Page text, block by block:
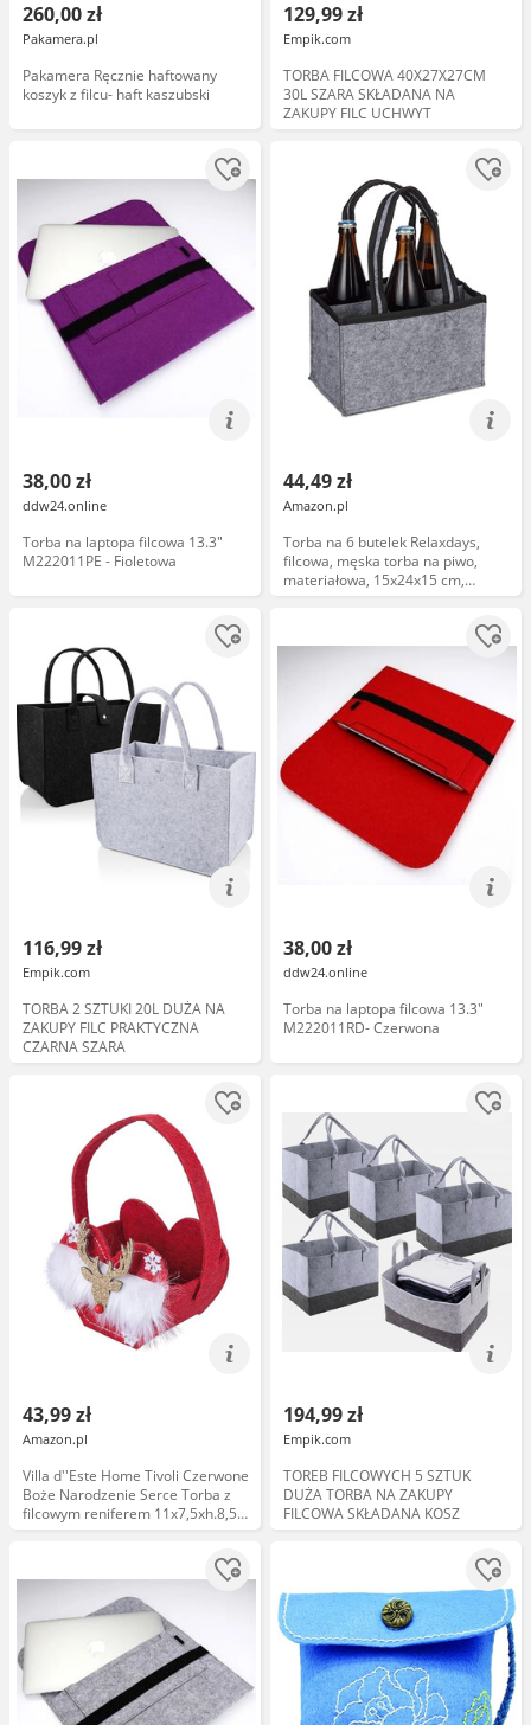
260,00 zł
Pakamera.pl
Pakamera Ręcznie haftowany
koszyk z filcu- haft kaszubski
129,99 zł
Empik.com
TORBA FILCOWA 40X27X27CM
30L SZARA SKŁADANA NA
ZAKUPY FILC UCHWYT
38,00 zł
ddw24.online
Torba na laptopa filcowa 13.3"
M222011PE - Fioletowa
44,49 zł
Amazon.pl
Torba na 6 butelek Relaxdays,
filcowa, męska torba na piwo,
materiałowa, 15x24x15 cm,
dostępna w różnych kolorach
116,99 zł
Empik.com
TORBA 2 SZTUKI 20L DUŻA NA
ZAKUPY FILC PRAKTYCZNA
CZARNA SZARA
38,00 zł
ddw24.online
Torba na laptopa filcowa 13.3"
M222011RD- Czerwona
43,99 zł
Amazon.pl
Villa d''Este Home Tivoli Czerwone
Boże Narodzenie Serce Torba z
filcowym reniferem 11x7,5xh.8,5
cm, Xmas, M
194,99 zł
Empik.com
TOREB FILCOWYCH 5 SZTUK
DUŻA TORBA NA ZAKUPY
FILCOWA SKŁADANA KOSZ